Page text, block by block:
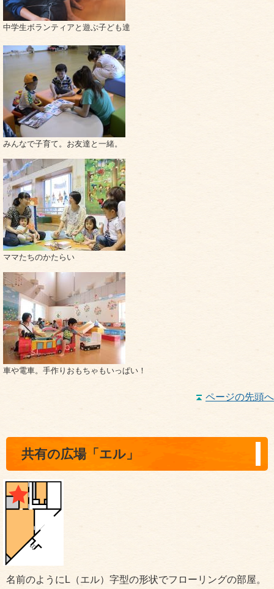
中学生ボランティアと遊ぶ子ども達
みんなで子育て。お友達と一緒。
ママたちのかたらい
車や電車。手作りおもちゃもいっぱい！
ページの先頭へ
共有の広場「エル」
名前のようにL（エル）字型の形状でフローリングの部屋。